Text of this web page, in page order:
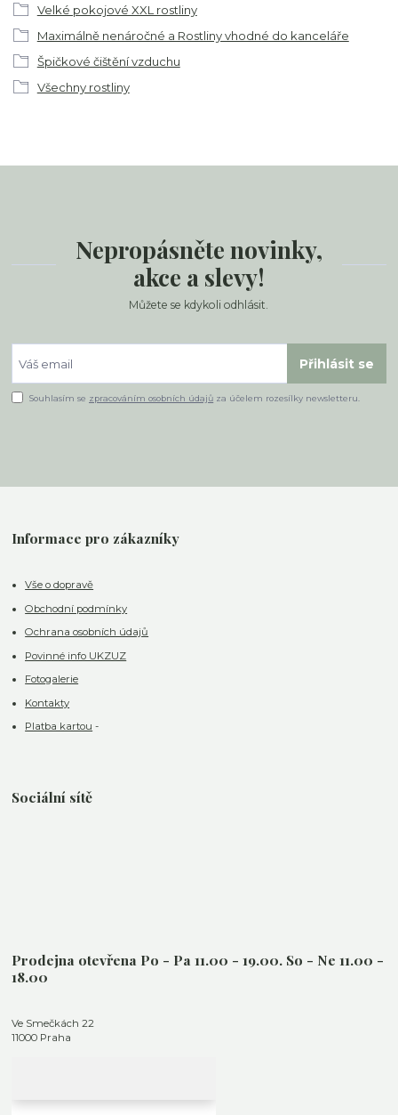
Velké pokojové XXL rostliny
Maximálně nenáročné a Rostliny vhodné do kanceláře
Špičkové čištění vzduchu
Všechny rostliny
Nepropásněte novinky,
akce a slevy!
Můžete se kdykoli odhlásit.
Přihlásit se
Souhlasím se zpracováním osobních údajů za účelem rozesílky newsletteru.
Informace pro zákazníky
Vše o dopravě
Obchodní podmínky
Ochrana osobních údajů
Povinné info UKZUZ
Fotogalerie
Kontakty
Platba kartou -
Sociální sítě
Prodejna otevřena Po - Pa 11.00 - 19.00. So - Ne 11.00 -
18.00
Ve Smečkách 22
11000 Praha